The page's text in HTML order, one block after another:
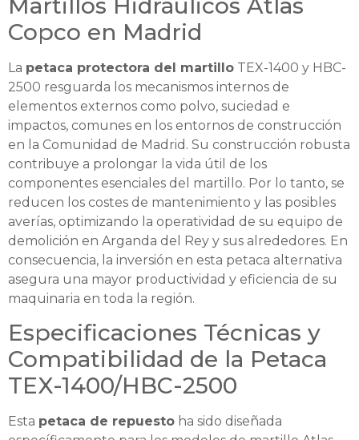
Copco en Madrid
La petaca protectora del martillo TEX-1400 y HBC-
2500 resguarda los mecanismos internos de
elementos externos como polvo, suciedad e
impactos, comunes en los entornos de construcción
en la Comunidad de Madrid. Su construcción robusta
contribuye a prolongar la vida útil de los
componentes esenciales del martillo. Por lo tanto, se
reducen los costes de mantenimiento y las posibles
averías, optimizando la operatividad de su equipo de
demolición en Arganda del Rey y sus alrededores. En
consecuencia, la inversión en esta petaca alternativa
asegura una mayor productividad y eficiencia de su
maquinaria en toda la región.
Especificaciones Técnicas y
Compatibilidad de la Petaca
TEX-1400/HBC-2500
Esta petaca de repuesto ha sido diseñada